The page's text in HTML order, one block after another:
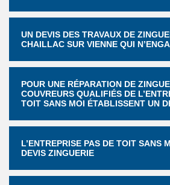
UN DEVIS DES TRAVAUX DE
CHAILLAC SUR VIENNE QUI
POUR UNE RÉPARATION DE
COUVREURS QUALIFIÉS DE
TOIT SANS MOI ÉTABLISSENT UN
L’ENTREPRISE PAS DE TOIT SANS
DEVIS ZINGUERIE